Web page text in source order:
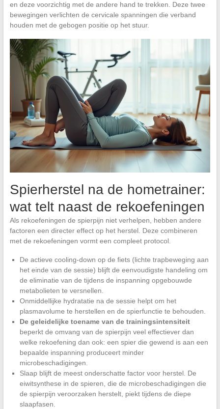
en deze voorzichtig met de andere hand te trekken. Deze twee
bewegingen verlichten de cervicale spanningen die verband
houden met de gebogen positie op het stuur.
Spierherstel na de hometrainer:
wat telt naast de rekoefeningen
Als rekoefeningen de spierpijn niet verhelpen, hebben andere
factoren een directer effect op het herstel. Deze combineren
met de rekoefeningen vormt een compleet protocol.
De actieve cooling-down op de fiets (lichte trapbeweging aan
het einde van de sessie) blijft de eenvoudigste handeling om
de eliminatie van de tijdens de inspanning opgebouwde
metabolieten te versnellen.
Onmiddellijke hydratatie na de sessie helpt om het
plasmavolume te herstellen en de spierfunctie te behouden.
De geleidelijke toename van de trainingsintensiteit
beperkt de omvang van de spierpijn veel effectiever dan
welke rekoefening dan ook: een spier die gewend is aan een
bepaalde inspanning produceert minder
microbeschadigingen.
Slaap blijft de meest onderschatte factor voor herstel. De
eiwitsynthese in de spieren, die de microbeschadigingen die
de spierpijn veroorzaken herstelt, piekt tijdens de diepe
slaapfasen.